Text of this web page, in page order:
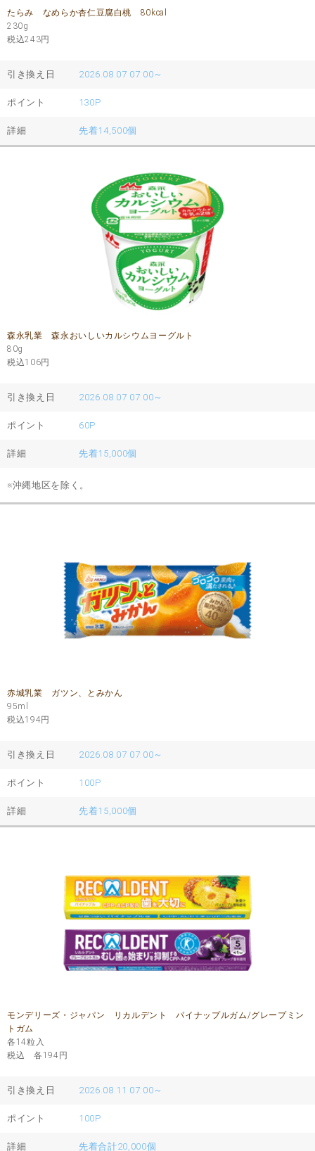
たらみ なめらか杏仁豆腐白桃 80kcal
230g
税込243円
引き換え日 2026.08.07 07:00～
ポイント 130P
詳細 先着14,500個
森永乳業 森永おいしいカルシウムヨーグルト
80g
税込106円
引き換え日 2026.08.07 07:00～
ポイント 60P
詳細 先着15,000個
※沖縄地区を除く。
赤城乳業 ガツン、とみかん
95ml
税込194円
引き換え日 2026.08.07 07:00～
ポイント 100P
詳細 先着15,000個
モンデリーズ・ジャパン リカルデント パイナップルガム/グレープミン
トガム
各14粒入
税込 各194 円
引き換え日 2026.08.11 07:00～
ポイント 100P
詳細 先着合計20,000個